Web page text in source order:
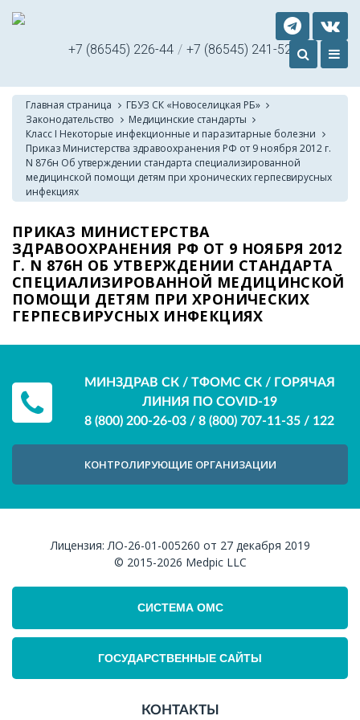
+7 (86545) 226-44 / +7 (86545) 241-52
Главная страница
ГБУЗ СК «Новоселицкая РБ»
Законодательство
Медицинские стандарты
Класс I Некоторые инфекционные и паразитарные болезни
Приказ Министерства здравоохранения РФ от 9 ноября 2012 г.
N 876н Об утверждении стандарта специализированной
медицинской помощи детям при хронических герпесвирусных
инфекциях
ПРИКАЗ МИНИСТЕРСТВА
ЗДРАВООХРАНЕНИЯ РФ ОТ 9 НОЯБРЯ 2012
Г. N 876Н ОБ УТВЕРЖДЕНИИ СТАНДАРТА
СПЕЦИАЛИЗИРОВАННОЙ МЕДИЦИНСКОЙ
ПОМОЩИ ДЕТЯМ ПРИ ХРОНИЧЕСКИХ
ГЕРПЕСВИРУСНЫХ ИНФЕКЦИЯХ
МИНЗДРАВ СК / ТФОМС СК / ГОРЯЧАЯ
ЛИНИЯ ПО COVID-19
8 (800) 200-26-03 / 8 (800) 707-11-35 / 122
КОНТРОЛИРУЮЩИЕ ОРГАНИЗАЦИИ
Лицензия:ЛО-26-01-005260 от 27 декабря 2019
© 2015-2026 Medpic LLC
СИСТЕМА ОМС
ГОСУДАРСТВЕННЫЕ САЙТЫ
КОНТАКТЫ